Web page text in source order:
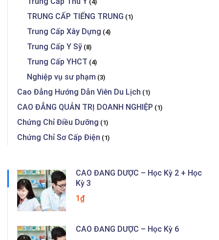
(4)
TRUNG CẤP TIẾNG TRUNG (1)
Trung Cấp Xây Dựng (4)
Trung Cấp Y Sỹ (8)
Trung Cấp YHCT (4)
Nghiệp vụ sư phạm (3)
Cao Đẳng Hướng Dẫn Viên Du Lịch (1)
CAO ĐẲNG QUẢN TRỊ DOANH NGHIỆP (1)
Chứng Chỉ Điều Dưỡng (1)
Chứng Chỉ Sơ Cấp Điện (1)
CAO ĐẲNG DƯỢC – Học Kỳ 2 + Học
Kỳ 3
1₫
CAO ĐẲNG DƯỢC – Học Kỳ 6